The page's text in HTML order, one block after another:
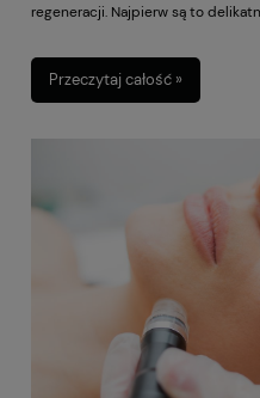
regeneracji. Najpierw są to
oznacza to jednak, że trzeba z nimi
lepszym podejściem jest mądra,
przeciwzmarszczkowe są tak
pielęgnacji. Dobrze dobrany krem
barierę ochronną skóry, poprawiać
wygląda na bardziej wypoczętą.
wybierać kosmetyku
sucha i cienka, innego cera
przebarwieniami lub utratą
Przeczytaj całość »